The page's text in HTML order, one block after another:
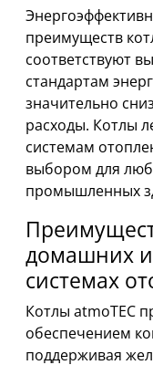
преимуществ
соответствуют
стандартам
значительно
расходы. Котлы
системам
выбором для
промышленных
домашних
системах
Котлы atmoTEC
обеспечением
поддерживая